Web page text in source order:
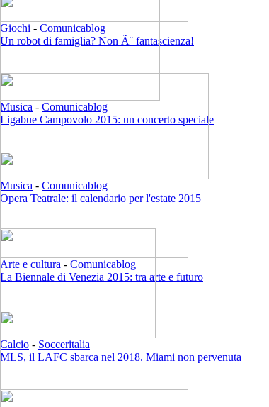
Giochi - Comunicablog
Un robot di famiglia? Non Ã¨ fantascienza!
Musica - Comunicablog
Ligabue Campovolo 2015: un concerto speciale
Musica - Comunicablog
Opera Teatrale: il calendario per l'estate 2015
Arte e cultura - Comunicablog
La Biennale di Venezia 2015: tra arte e futuro
Calcio - Socceritalia
MLS, il LAFC sbarca nel 2018. Miami non pervenuta